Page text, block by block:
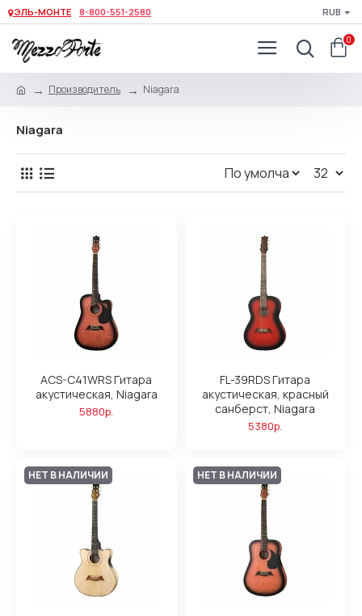
ЭЛЬ-МОНТЕ 8-800-551-2580 RUB
0
Производитель Niagara
Niagara
ACS-C41WRS Гитара
акустическая, Niagara
5880р.
FL-39RDS Гитара
акустическая, красный
санберст, Niagara
5380р.
НЕТ В НАЛИЧИИ НЕТ В НАЛИЧИИ